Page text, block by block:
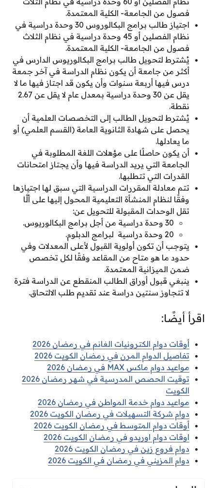
فصول من الجامعة- الكلية المعتمدة.
اجتياز طالب برامج البكالوروس 30 وحدة دراسية في
نظام الفصلين أو 45 وحدة دراسية في نظام الثلاث
فصول من الجامعة- الكلية المعتمدة.
يُشترط لتحويل طالب برامج البكالوريوس الدارس في
أكثر من جامعة أن يكون نظام الدراسة في آخر جمعة
درس فيها أربعة سنوات وأن يكون قد اجتاز فيها ما لا
يقل عن 30 وحدة دراسية بمعدل عام لا يقل عن 2.67
نقطة.
يُشترط لتحويل الطالب إلى التخصصات العلمية أن
يحصل على شهادة الثانوية العامة (القسم العلمي) أو
ما يعادلها.
أن يكون حاصلًا على مؤهلات اللغة المطلوبة في
الجامعة التي يريد الدراسة فيها وأن يجتاز امتحانات
القدرات التي تتطلبها.
تتم معادلة المقررات الدراسية التي سبق لها اجتيازها
وفقًا لنظام المنشأة التعليمية المحول إليها على ألَّا
تقل الوحدات المقبولة للتحويل عن:
30 وحدة دراسية من أجل برامج البكالوريوس.
20 وحدة دراسية لبرامج الدبلوم.
يتوجب أن تكون أولوية القبول لأعلى المعدلات وفي
حدود ما هو متاح من المقاعد وفقًا لكل تخصص
ضمن الميزانية المعتمدة.
ينبغي قبول أوراق الطالب المنقطع عن الدراسة فترة
لا تتجاوز سنتين دراسة عند تقديم طلب الالتحاق.
اقرأ أيضًا:
أوقات دوام الكترونيات الغانم في رمضان 2026
تفاصيل الدوام المرن في رمضان الكويت 2026
مواعيد دوام ماكس MAX في رمضان 2026
توقيت الحصص المدرسية في شهر رمضان 2026
الكويت
مواعيد دوام خدمة المواطن في رمضان 2026
دوام شركة التسهيلات في رمضان الكويت 2026
أوقات دوام المتوسط في رمضان الكويت 2026
اوقات دوام اوريدو في رمضان الكويت 2026
دوام فروع زين في رمضان الكويت 2026
دوام المزيني في رمضان في الكويت 2026